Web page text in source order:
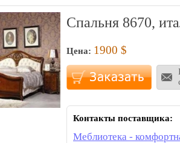
Спальня 8670,
Цена: 1900 $
Контакты поставщика:
Меблиотека -